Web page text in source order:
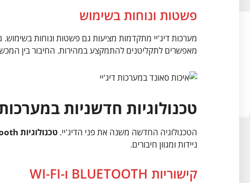
פשטות ונוחות בשימוש
מערכות דיג'יי מתקדמות מציעות גם פשטות ונוחות
מאפשרים לתקליטנים להתמקצע במהירות. החיבור בין
טכנולוגיות חדשניות
הטכנולוגיה החדשה משנה את פני הדיג'יי. טכנולוגיות Bluetooth
ניידות ומגוון חיבורים.
קישוריות BLUETOOTH ו-WI-FI